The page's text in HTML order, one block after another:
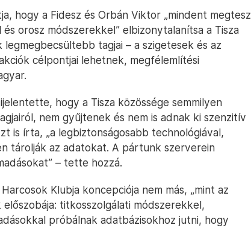
hogy a Fidesz és Orbán Viktor „mindent megtesz
orosz módszerekkel” elbizonytalanítsa a Tisza
tagjai – a szigetesek és az
célpontjai lehetnek, megfélemlítési
hogy a Tisza közössége semmilyen
nem gyűjtenek és nem is adnak ki szenzitív
is írta, „a legbiztonságosabb technológiával,
tárolják az adatokat. A pártunk szerverein
– tette hozzá.
Klubja koncepciója nem más, „mint az
titkosszolgálati módszerekkel,
próbálnak adatbázisokhoz jutni, hogy